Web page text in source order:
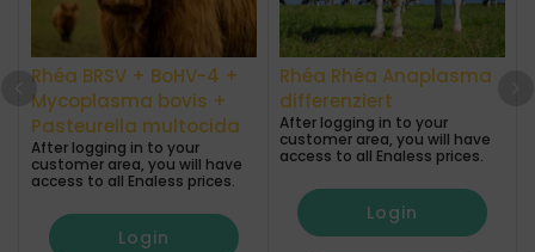
Rhéa BRSV + BoHV-4 +
Mycoplasma bovis +
Pasteurella multocida
After logging in to your
customer area, you will have
access to all Enaless prices.
Login
Rhéa Rhéa Anaplasma
differenziert
After logging in to your
customer area, you will have
access to all Enaless prices.
Login